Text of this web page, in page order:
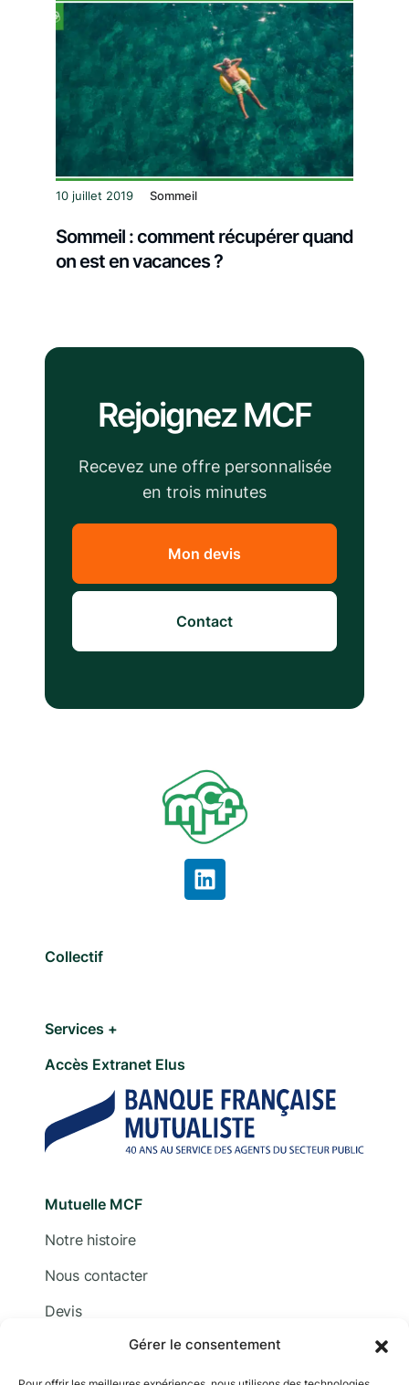
Gérer le consentement
10 juillet 2019 Sommeil
Sommeil : comment récupérer quand
on est en vacances ?
Rejoignez MCF
Recevez une offre personnalisée
en trois minutes
Mon devis
Contact
Collectif
Services +
Accès Extranet Elus
Mutuelle MCF
Notre histoire
Nous contacter
Devis